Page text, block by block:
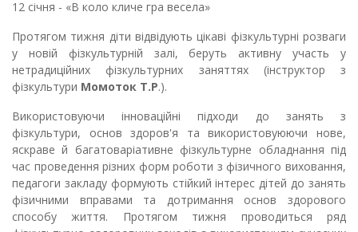
12 січня - «В коло кличе гра весела»
Протягом тижня діти відвідують цікаві фізкультурні розваги
у новій фізкультурній залі, беруть активну участь у
нетрадиційних фізкультурних заняттях (інструктор з
фізкультури Момоток Т.Р.).
Використовуючи інноваційні підходи до занять з
фізкультури, основ здоров'я та використовуюючи нове,
яскраве й багатоваріативне фізкультурне обладнання під
час проведення різних форм роботи з фізичного виховання,
педагоги закладу формують стійкий інтерес дітей до занять
фізичними вправами та дотримання основ здорового
способу життя. Протягом тижня проводиться ряд